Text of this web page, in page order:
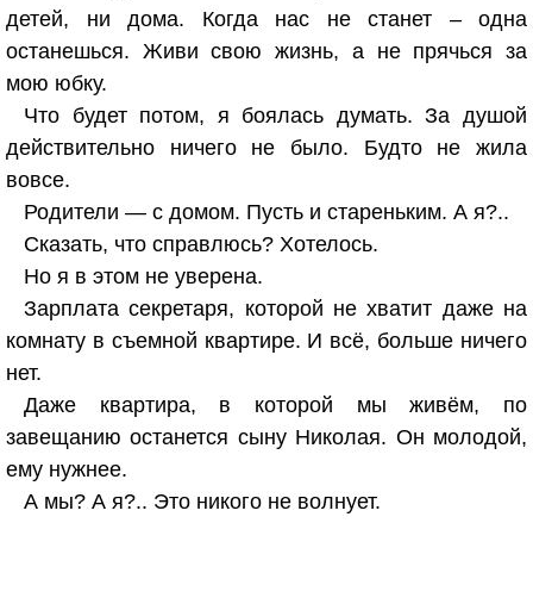
детей, ни дома. Когда нас не станет – одна
останешься. Живи свою жизнь, а не прячься за
мою юбку.
Что будет потом, я боялась думать. За душой
действительно ничего не было. Будто не жила
вовсе.
Родители — с домом. Пусть и стареньким. А я?..
Сказать, что справлюсь? Хотелось.
Но я в этом не уверена.
Зарплата секретаря, которой не хватит даже на
комнату в съемной квартире. И всё, больше ничего
нет.
Даже квартира, в которой мы живём, по
завещанию останется сыну Николая. Он молодой,
ему нужнее.
А мы? А я?.. Это никого не волнует.